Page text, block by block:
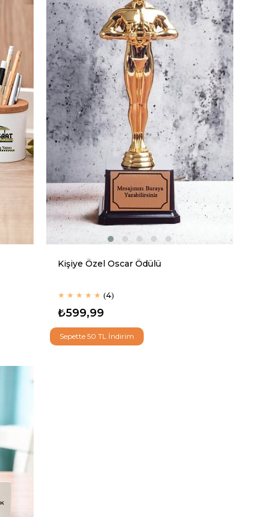
Kişiye Özel Oscar Ödülü
★ ★ ★ ★ ★ 4
₺599,99
Sepette 50 TL İndirim